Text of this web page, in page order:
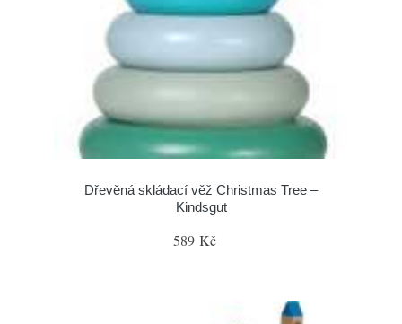
Dřevěná skládací věž Christmas Tree –
Kindsgut
589 Kč